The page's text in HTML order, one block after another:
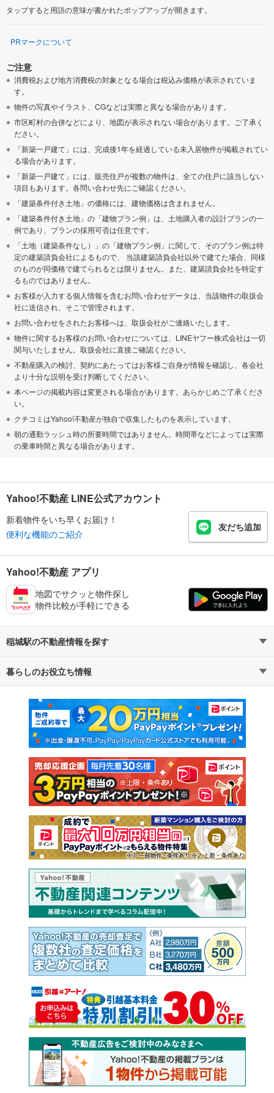
タップすると用語の意味が書かれたポップアップが開きます。
PRマークについて
ご注意
消費税および地方消費税の対象となる場合は税込み価格が表示されていま
す。
物件の写真やイラスト、CGなどは実際と異なる場合があります。
市区町村の合併などにより、地図が表示されない場合があります。ご了承く
ださい。
「新築一戸建て」には、完成後1年を経過している未入居物件が掲載されてい
る場合があります。
「新築一戸建て」には、販売住戸が複数の物件は、全ての住戸に該当しない
項目もあります。各問い合わせ先にご確認ください。
「建築条件付き土地」の価格には、建物価格は含まれません。
「建築条件付き土地」の「建物プラン例」は、土地購入者の設計プランの一
例であり、プランの採用可否は任意です。
「土地（建築条件なし）」の「建物プラン例」に関して、そのプラン例は特
定の建築請負会社によるもので、 当該建築請負会社以外で建てた場合、同様
のものが同価格で建てられるとは限りません。また、建築請負会社を特定す
るものではありません。
お客様が入力する個人情報を含むお問い合わせデータは、当該物件の取扱会
社に送信され、そこで管理されます。
お問い合わせをされたお客様へは、取扱会社がご連絡いたします。
物件に関するお客様のお問い合わせについては、LINEヤフー株式会社は一切
関与いたしません。取扱会社に直接ご確認ください。
不動産購入の検討、契約にあたってはお客様ご自身が情報を確認し、各会社
より十分な説明を受け判断してください。
本ページの掲載内容は変更される場合があります。あらかじめご了承くださ
い。
クチコミはYahoo!不動産が独自で収集したものを表示しています。
朝の通勤ラッシュ時の所要時間ではありません。時間帯などによっては実際
の乗車時間と異なる場合があります。
Yahoo!不動産 LINE公式アカウント
新着物件をいち早くお届け！
便利な機能のご紹介
友だち追加
Yahoo!不動産 アプリ
地図でサクッと物件探し
物件比較が手軽にできる
稲城駅の不動産情報を探す
不動産・住宅
新築マンション 中古マンション
新築一戸建て 中古一戸建て
注文住宅 土地
売却査定
暮らしのお役立ち情報
マンションカタログ 教えて！住まいの先生